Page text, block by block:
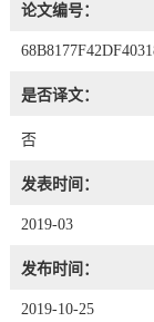
论文编号：
是否译文：
否
发表时间：
2019-03
发布时间：
2019-10-25